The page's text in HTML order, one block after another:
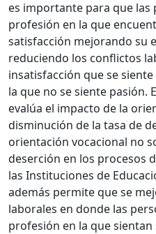
es importante para que las
profesión en la que
satisfacción mejorando su
reduciendo los conflictos
insatisfacción que se
la que no se siente pasión.
evalúa el impacto de la
disminución de la tasa de
orientación vocacional no
deserción en los procesos
las Instituciones de
además permite que se
laborales en donde las
profesión en la que sientan